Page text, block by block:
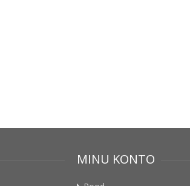
MINU KONTO